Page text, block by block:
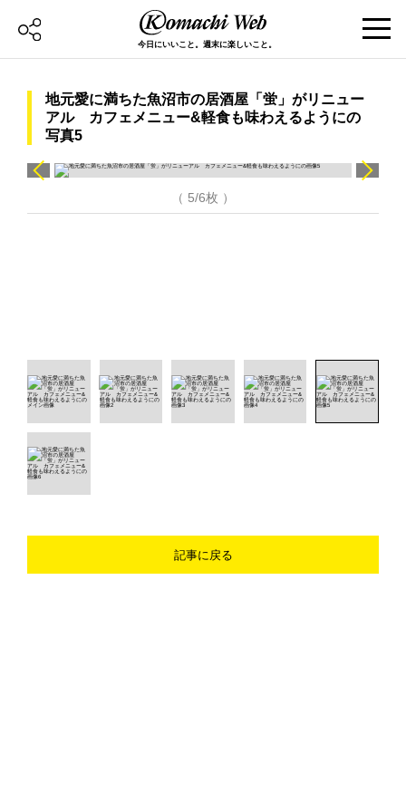
今日にいいこと。週末に楽しいこと。
地元愛に満ちた魚沼市の居酒屋「蛍」がリニュー
アル カフェメニュー&軽食も味わえるようにの
写真5
（ 5/6枚 ）
記事に戻る